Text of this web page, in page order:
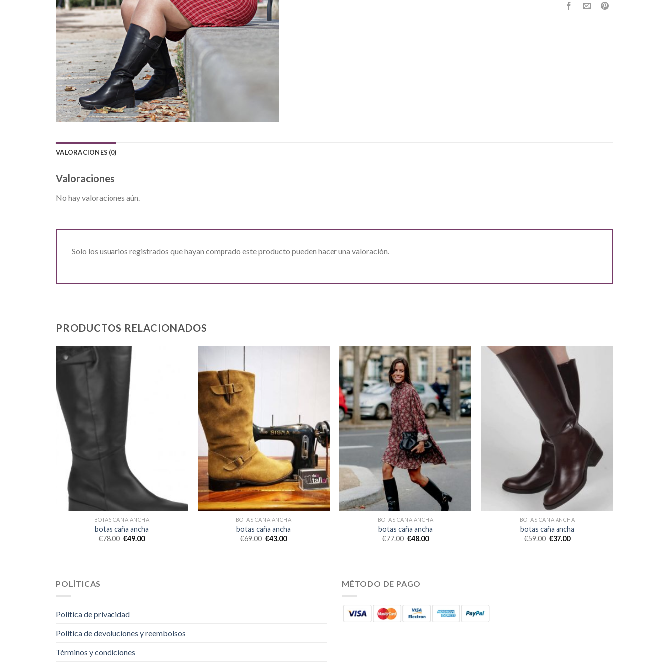
VALORACIONES (0)
Valoraciones
No hay valoraciones aún.
Solo los usuarios registrados que hayan comprado este producto pueden hacer una valoración.
PRODUCTOS RELACIONADOS
BOTAS CAÑA ANCHA
botas caña ancha
€78.00 €49.00
BOTAS CAÑA ANCHA
botas caña ancha
€69.00 €43.00
BOTAS CAÑA ANCHA
botas caña ancha
€77.00 €48.00
BOTAS CAÑA ANCHA
botas caña ancha
€59.00 €37.00
POLÍTICAS
Politica de privacidad
Política de devoluciones y reembolsos
Términos y condiciones
MÉTODO DE PAGO